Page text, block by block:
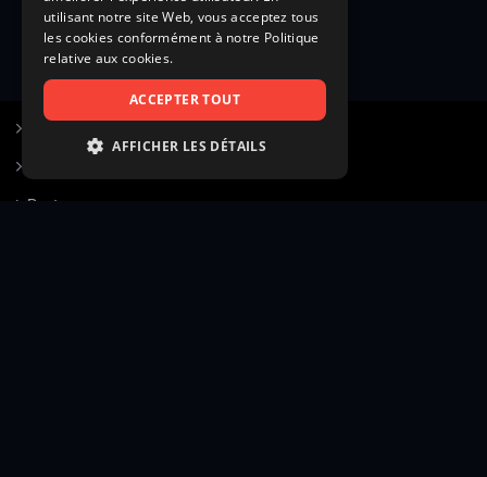
Poster une annonce
utilisant notre site Web, vous acceptez tous
les cookies conformément à notre Politique
relative aux cookies.
ACCEPTER TOUT
AFFICHER LES DÉTAILS